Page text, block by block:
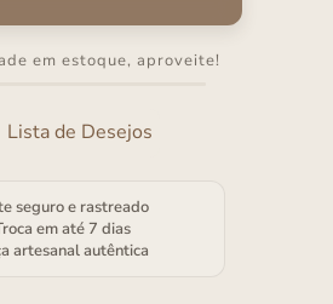
em estoque, aproveite!
seguro e rastreado
em até 7 dias
artesanal autêntica